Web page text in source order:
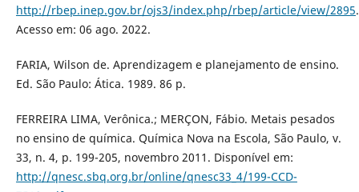
http://rbep.inep.gov.br/ojs3/index.php/rbep/article/view/2895.
Acesso em: 06 ago. 2022.
FARIA, Wilson de. Aprendizagem e planejamento de ensino.
Ed. São Paulo: Ática. 1989. 86 p.
FERREIRA LIMA, Verônica.; MERÇON, Fábio. Metais pesados
no ensino de química. Química Nova na Escola, São Paulo, v.
33, n. 4, p. 199-205, novembro 2011. Disponível em:
http://qnesc.sbq.org.br/online/qnesc33_4/199-CCD-